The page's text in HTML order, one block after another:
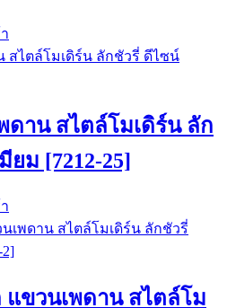
ดาน สไตล์โมเดิร์น ลัก
ยม [7212-25]
ขวนเพดาน สไตล์โม